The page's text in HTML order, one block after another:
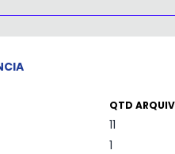
QTD
11
1